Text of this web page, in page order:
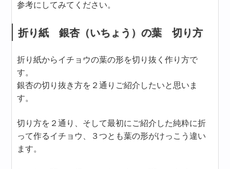
参考にしてみてください。
折り紙 銀杏（いちょう）の葉 切り方
折り紙からイチョウの葉の形を切り抜く作り方で
す。
銀杏の切り抜き方を２通りご紹介したいと思いま
す。
切り方を２通り、そして最初にご紹介した純粋に折
って作るイチョウ、３つとも葉の形がけっこう違い
ます。